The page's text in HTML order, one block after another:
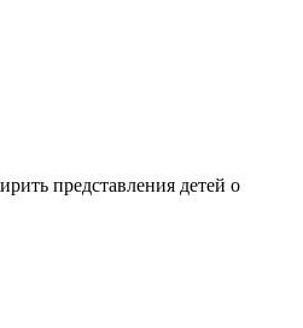
представления детей о